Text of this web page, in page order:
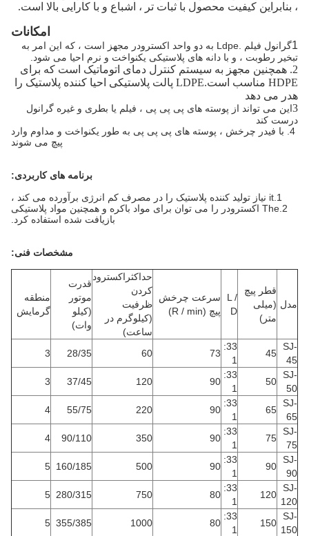
، بنابراین کیفیت محصول با ثبات تر ، اشباع و با کارایی بالا است.
امکانات
1
گرانول فیلم .Ldpe به دو واحد اکسترودر مجهز است ، که این امر به
تبخیر رطوبت ، و با دانه های پلاستیکی یکنواخت و نرم احیا می شود.
2. همچنین مجهز به سیستم کنترل دمای اتوماتیک است که برای
HDPE مناسب است.LDPE پالت پلاستیکی احیا کننده پلاستیک را
هدر می دهد
3این می تواند از پوسته های پی پی پی ، فیلم یا بطری و غیره گرانول
درست کند
4. با فیدر چرخش ، پوسته های پی پی پی به طور یکنواخت و مداوم وارد
پیچ ​​می شوند
برنامه های کاربردی:
1.it نیاز تولید کننده پلاستیک را در مصرف کم انرژی برآورده می کند ،
2.The اکسترودر را می توان برای مواد باکره و همچنین مواد پلاستیکی
بازیافت شده استفاده کرد.
مشخصات فنی:
مدل
قطر پیچ
(میلی
متر)
L /
D
سرعت چرخش
پیچ (R / min)
حداکثراکسترود
کردن
ظرفیت
(کیلوگرم در
ساعت)
قدرت
موتور
(کیلو
وات)
منطقه
گرمایش
SJ-
45
45
33:
1
73
60
28/35
3
SJ-
50
50
33:
1
90
120
37/45
3
SJ-
65
65
33:
1
90
220
55/75
4
SJ-
75
75
33:
1
90
350
90/110
4
SJ-
90
90
33:
1
90
500
160/185
5
SJ-
120
120
33:
1
80
750
280/315
5
SJ-
150
150
33:
1
80
1000
355/385
5